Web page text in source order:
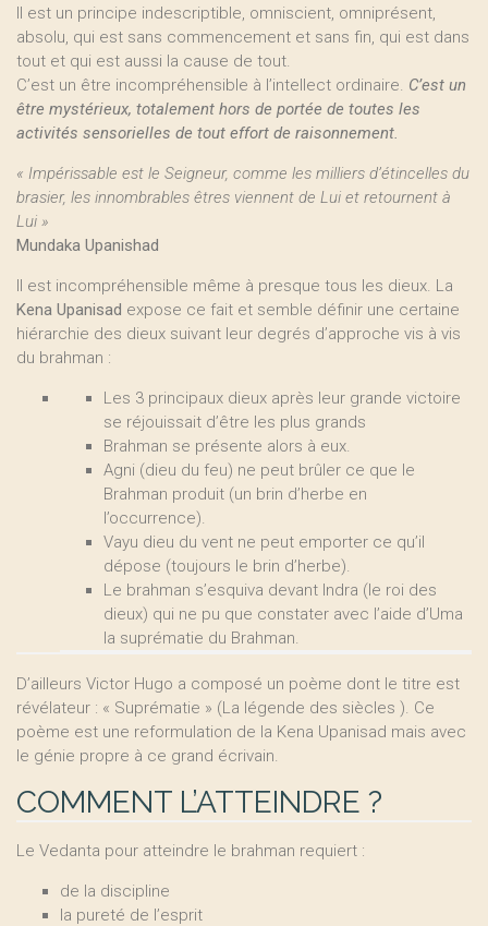
Il est un principe indescriptible, omniscient, omniprésent,
absolu, qui est sans commencement et sans fin, qui est dans
tout et qui est aussi la cause de tout.
C’est un être incompréhensible à l’intellect ordinaire. C’est un
être mystérieux, totalement hors de portée de toutes les
activités sensorielles de tout effort de raisonnement.
« Impérissable est le Seigneur, comme les milliers d’étincelles du
brasier, les innombrables êtres viennent de Lui et retournent à
Lui »
Mundaka Upanishad
Il est incompréhensible même à presque tous les dieux. La
Kena Upanisad expose ce fait et semble définir une certaine
hiérarchie des dieux suivant leur degrés d’approche vis à vis
du brahman :
Les 3 principaux dieux après leur grande victoire
se réjouissait d’être les plus grands
Brahman se présente alors à eux.
Agni (dieu du feu) ne peut brûler ce que le
Brahman produit (un brin d’herbe en
l’occurrence).
Vayu dieu du vent ne peut emporter ce qu’il
dépose (toujours le brin d’herbe).
Le brahman s’esquiva devant Indra (le roi des
dieux) qui ne pu que constater avec l’aide d’Uma
la suprématie du Brahman.
D’ailleurs Victor Hugo a composé un poème dont le titre est
révélateur : « Suprématie » (La légende des siècles ). Ce
poème est une reformulation de la Kena Upanisad mais avec
le génie propre à ce grand écrivain.
COMMENT L’ATTEINDRE ?
Le Vedanta pour atteindre le brahman requiert :
de la discipline
la pureté de l’esprit